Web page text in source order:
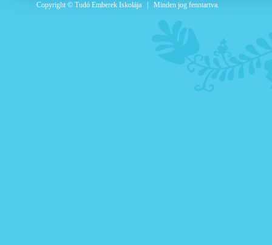
Copyright © Tudó Emberek Iskolája | Minden jog fenntartva.